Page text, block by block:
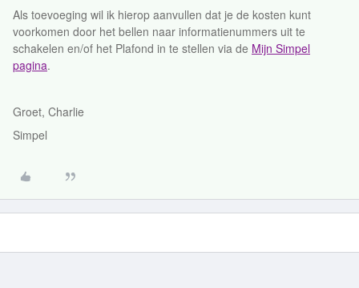
Als toevoeging wil ik hierop aanvullen dat je de kosten kunt
voorkomen door het bellen naar informatienummers uit te
schakelen en/of het Plafond in te stellen via de Mijn Simpel
pagina.
Groet, Charlie
Simpel